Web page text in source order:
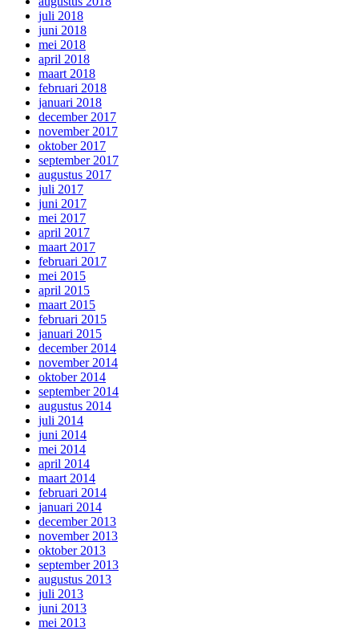
juli 2018
juni 2018
mei 2018
april 2018
maart 2018
februari 2018
januari 2018
december 2017
november 2017
oktober 2017
september 2017
augustus 2017
juli 2017
juni 2017
mei 2017
april 2017
maart 2017
februari 2017
mei 2015
april 2015
maart 2015
februari 2015
januari 2015
december 2014
november 2014
oktober 2014
september 2014
augustus 2014
juli 2014
juni 2014
mei 2014
april 2014
maart 2014
februari 2014
januari 2014
december 2013
november 2013
oktober 2013
september 2013
augustus 2013
juli 2013
juni 2013
mei 2013